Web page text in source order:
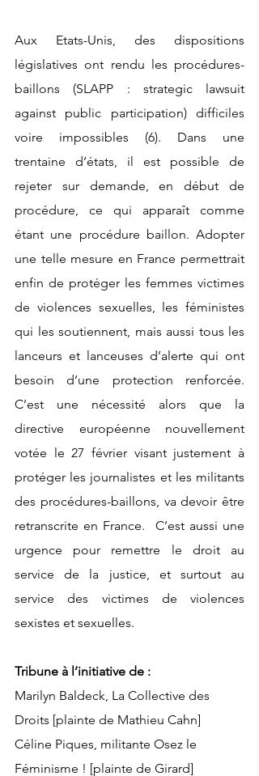
Aux Etats-Unis, des dispositions
législatives ont rendu les procédures-
baillons (SLAPP : strategic lawsuit
against public participation) difficiles
voire impossibles (6). Dans une
trentaine d’états, il est possible de
rejeter sur demande, en début de
procédure, ce qui apparaît comme
étant une procédure baillon. Adopter
une telle mesure en France permettrait
enfin de protéger les femmes victimes
de violences sexuelles, les féministes
qui les soutiennent, mais aussi tous les
lanceurs et lanceuses d’alerte qui ont
besoin d’une protection renforcée.
C’est une nécessité alors que la
directive européenne nouvellement
votée le 27 février visant justement à
protéger les journalistes et les militants
des procédures-baillons, va devoir être
retranscrite en France.  C’est aussi une
urgence pour remettre le droit au
service de la justice, et surtout au
service des victimes de violences
sexistes et sexuelles.
Tribune à l’initiative de :
Marilyn Baldeck, La Collective des
Droits [plainte de Mathieu Cahn]
Céline Piques, militante Osez le
Féminisme ! [plainte de Girard]